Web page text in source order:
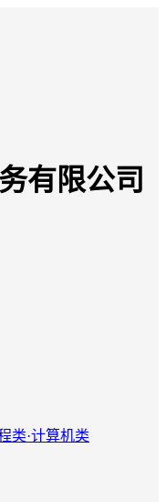
有限公司
类·计算机类